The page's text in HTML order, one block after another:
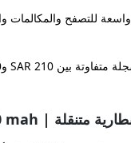
واسعة للتصفح والمكالمات